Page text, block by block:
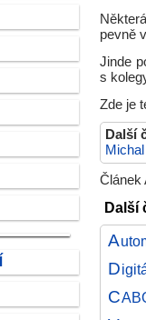
pevně
Jinde
s
Zde je
Další
Článek
Další
A
D
C